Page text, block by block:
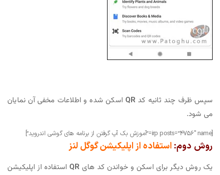
سپس ظرف چند ثانیه کد QR اسکن شده و اطلاعات مخفی آن نمایان
می شود.
[irp posts=”4756″ name=”آموزش بک آپ گرفتن از برنامه های گوشی اندروید”]
روش دوم: استفاده از اپلیکیشن گوگل لنز
یک روش دیگر برای اسکن و خواندن کد های QR استفاده از اپلیکیشن